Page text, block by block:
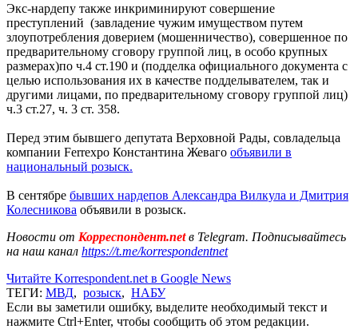
Экс-нардепу также инкриминируют совершение
преступлений (завладение чужим имуществом путем
злоупотребления доверием (мошенничество), совершенное по
предварительному сговору группой лиц, в особо крупных
размерах)по ч.4 ст.190 и (подделка официального документа с
целью использования их в качестве подделывателем, так и
другими лицами, по предварительному сговору группой лиц)
ч.3 ст.27, ч. 3 ст. 358.
Перед этим бывшего депутата Верховной Рады, совладельца
компании Ferrexpo Константина Жеваго объявили в
национальный розыск.
В сентябре бывших нардепов Александра Вилкула и Дмитрия
Колесникова объявили в розыск.
Новости от Корреспондент.netв Telegram. Подписывайтесь
на наш канал https://t.me/korrespondentnet
Читайте Korrespondent.net в Google News
ТЕГИ: МВД, розыск, НАБУ
Если вы заметили ошибку, выделите необходимый текст и
нажмите Ctrl+Enter, чтобы сообщить об этом редакции.